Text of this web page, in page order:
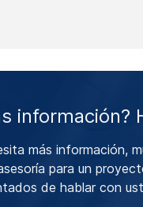
información?
más información,
para un
de hablar con